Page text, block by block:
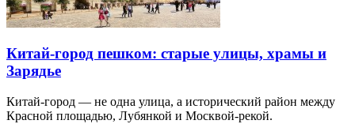
Китай-город пешком: старые улицы, храмы и
Зарядье
Китай-город — не одна улица, а исторический район между
Красной площадью, Лубянкой и Москвой-рекой.